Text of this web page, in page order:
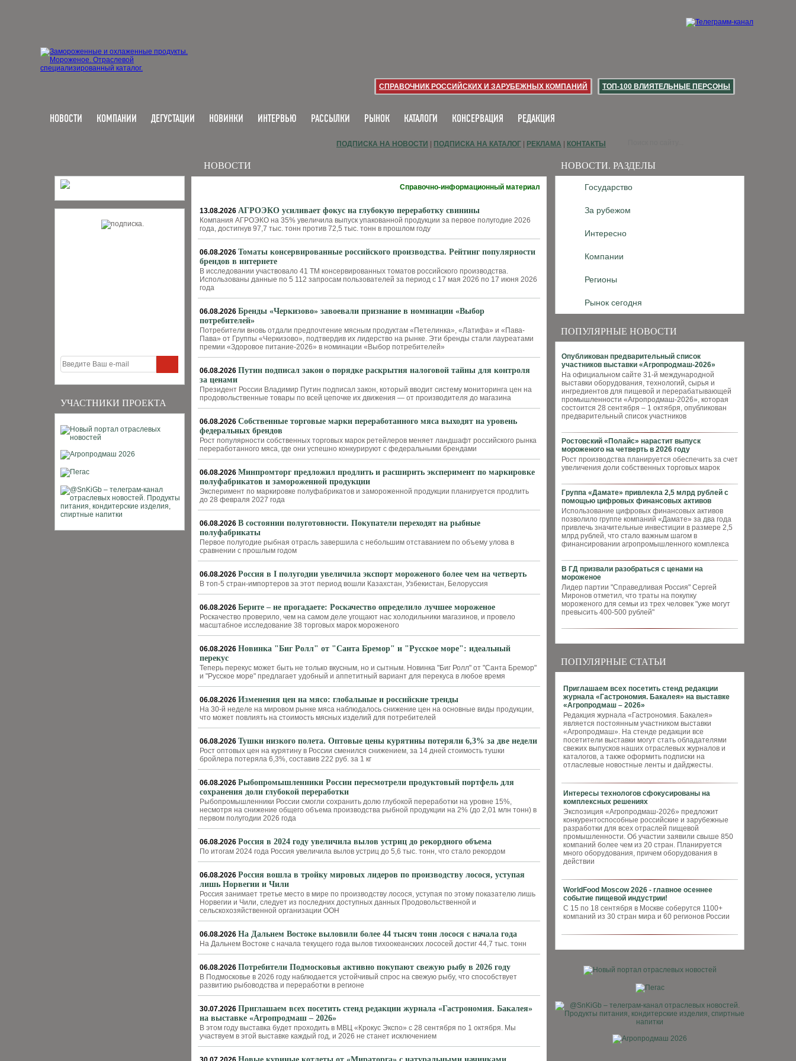
СПРАВОЧНИК РОССИЙСКИХ И ЗАРУБЕЖНЫХ КОМПАНИЙ ТОП-100 ВЛИЯТЕЛЬНЫЕ ПЕРСОНЫ
НОВОСТИ КОМПАНИИ ДЕГУСТАЦИИ НОВИНКИ ИНТЕРВЬЮ РАССЫЛКИ РЫНОК КАТАЛОГИ КОНСЕРВАЦИЯ РЕДАКЦИЯ
УЧАСТНИКИ ПРОЕКТА
НОВОСТИ. РАЗДЕЛЫ
Государство
За рубежом
Интересно
Компании
Регионы
Рынок сегодня
ПОПУЛЯРНЫЕ НОВОСТИ
Опубликован предварительный список
участников выставки «Агропродмаш-2026»
На официальном сайте 31-й международной
выставки оборудования, технологий, сырья и
ингредиентов для пищевой и перерабатывающей
промышленности «Агропродмаш-2026», которая
состоится 28 сентября – 1 октября, опубликован
предварительный список участников
Ростовский «Полайс» нарастит выпуск
мороженого на четверть в 2026 году
Рост производства планируется обеспечить за счет
увеличения доли собственных торговых марок
Группа «Дамате» привлекла 2,5 млрд рублей с
помощью цифровых финансовых активов
Использование цифровых финансовых активов
позволило группе компаний «Дамате» за два года
привлечь значительные инвестиции в размере 2,5
млрд рублей, что стало важным шагом в
финансировании агропромышленного комплекса
В ГД призвали разобраться с ценами на
мороженое
Лидер партии "Справедливая Россия" Сергей
Миронов отметил, что траты на покупку
мороженого для семьи из трех человек "уже могут
превысить 400-500 рублей"
ПОПУЛЯРНЫЕ СТАТЬИ
Приглашаем всех посетить стенд редакции
журнала «Гастрономия. Бакалея» на выставке
«Агропродмаш – 2026»
Редакция журнала «Гастрономия. Бакалея»
является постоянным участником выставки
«Агропродмаш». На стенде редакции все
посетители выставки могут стать обладателями
свежих выпусков наших отраслевых журналов и
каталогов, а также оформить подписки на
отласлевые новостные ленты и дайджесты.
Интересы технологов сфокусированы на
комплексных решениях
Экспозиция «Агропродмаш-2026» предложит
конкурентоспособные российские и зарубежные
разработки для всех отраслей пищевой
промышленности. Об участии заявили свыше 850
компаний более чем из 20 стран. Планируется
много оборудования, причем оборудования в
действии
WorldFood Moscow 2026 - главное осеннее
событие пищевой индустрии!
С 15 по 18 сентября в Москве соберутся 1100+
компаний из 30 стран мира и 60 регионов России
ПОДПИСКА НА НОВОСТИ ПОДПИСКА НА КАТАЛОГ РЕКЛАМА КОНТАКТЫ
НОВОСТИ
Справочно-информационный материал
13.08.2026 АГРОЭКО усиливает фокус на глубокую переработку свинины
Компания АГРОЭКО на 35% увеличила выпуск упакованной продукции за первое полугодие 2026
года, достигнув 97,7 тыс. тонн против 72,5 тыс. тонн в прошлом году
06.08.2026 Томаты консервированные российского производства. Рейтинг популярности
брендов в интернете
В исследовании участвовало 41 ТМ консервированных томатов российского производства.
Использованы данные по 5 112 запросам пользователей за период с 17 мая 2026 по 17 июня 2026
года
06.08.2026 Бренды «Черкизово» завоевали признание в номинации «Выбор
потребителей»
Потребители вновь отдали предпочтение мясным продуктам «Петелинка», «Латифа» и «Пава-
Пава» от Группы «Черкизово», подтвердив их лидерство на рынке. Эти бренды стали лауреатами
премии «Здоровое питание-2026» в номинации «Выбор потребителей»
06.08.2026 Путин подписал закон о порядке раскрытия налоговой тайны для контроля
за ценами
Президент России Владимир Путин подписал закон, который вводит систему мониторинга цен на
продовольственные товары по всей цепочке их движения — от производителя до магазина
06.08.2026 Собственные торговые марки переработанного мяса выходят на уровень
федеральных брендов
Рост популярности собственных торговых марок ретейлеров меняет ландшафт российского рынка
переработанного мяса, где они успешно конкурируют с федеральными брендами
06.08.2026 Минпромторг предложил продлить и расширить эксперимент по маркировке
полуфабрикатов и замороженной продукции
Эксперимент по маркировке полуфабрикатов и замороженной продукции планируется продлить
до 28 февраля 2027 года
06.08.2026 В состоянии полуготовности. Покупатели переходят на рыбные
полуфабрикаты
Первое полугодие рыбная отрасль завершила с небольшим отставанием по объему улова в
сравнении с прошлым годом
06.08.2026 Россия в I полугодии увеличила экспорт мороженого более чем на четверть
В топ-5 стран-импортеров за этот период вошли Казахстан, Узбекистан, Белоруссия
06.08.2026 Берите – не прогадаете: Роскачество определило лучшее мороженое
Роскачество проверило, чем на самом деле угощают нас холодильники магазинов, и провело
масштабное исследование 38 торговых марок мороженого
06.08.2026 Новинка "Биг Ролл" от "Санта Бремор" и "Русское море": идеальный
перекус
Теперь перекус может быть не только вкусным, но и сытным. Новинка "Биг Ролл" от "Санта Бремор"
и "Русское море" предлагает удобный и аппетитный вариант для перекуса в любое время
06.08.2026 Изменения цен на мясо: глобальные и российские тренды
На 30-й неделе на мировом рынке мяса наблюдалось снижение цен на основные виды продукции,
что может повлиять на стоимость мясных изделий для потребителей
06.08.2026 Тушки низкого полета. Оптовые цены курятины потеряли 6,3% за две недели
Рост оптовых цен на курятину в России сменился снижением, за 14 дней стоимость тушки
бройлера потеряла 6,3%, составив 222 руб. за 1 кг
06.08.2026 Рыбопромышленники России пересмотрели продуктовый портфель для
сохранения доли глубокой переработки
Рыбопромышленники России смогли сохранить долю глубокой переработки на уровне 15%,
несмотря на снижение общего объема производства рыбной продукции на 2% (до 2,01 млн тонн) в
первом полугодии 2026 года
06.08.2026 Россия в 2024 году увеличила вылов устриц до рекордного объема
По итогам 2024 года Россия увеличила вылов устриц до 5,6 тыс. тонн, что стало рекордом
06.08.2026 Россия вошла в тройку мировых лидеров по производству лосося, уступая
лишь Норвегии и Чили
Россия занимает третье место в мире по производству лосося, уступая по этому показателю лишь
Норвегии и Чили, следует из последних доступных данных Продовольственной и
сельскохозяйственной организации ООН
06.08.2026 На Дальнем Востоке выловили более 44 тысяч тонн лосося с начала года
На Дальнем Востоке с начала текущего года вылов тихоокеанских лососей достиг 44,7 тыс. тонн
06.08.2026 Потребители Подмосковья активно покупают свежую рыбу в 2026 году
В Подмосковье в 2026 году наблюдается устойчивый спрос на свежую рыбу, что способствует
развитию рыбоводства и переработки в регионе
30.07.2026 Приглашаем всех посетить стенд редакции журнала «Гастрономия. Бакалея»
на выставке «Агропродмаш – 2026»
В этом году выставка будет проходить в МВЦ «Крокус Экспо» с 28 сентября по 1 октября. Мы
участвуем в этой выставке каждый год, и 2026 не станет исключением